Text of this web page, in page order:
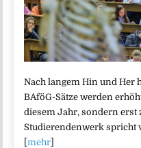
Nach langem Hin und Her
BAföG-Sätze werden
diesem Jahr, sondern erst
Studierendenwerk spricht
[mehr